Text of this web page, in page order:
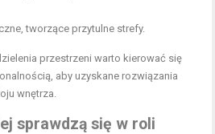
tworzące przytulne strefy.
przestrzeni warto kierować się
aby uzyskane rozwiązania
wnętrza.
sprawdzą się w roli